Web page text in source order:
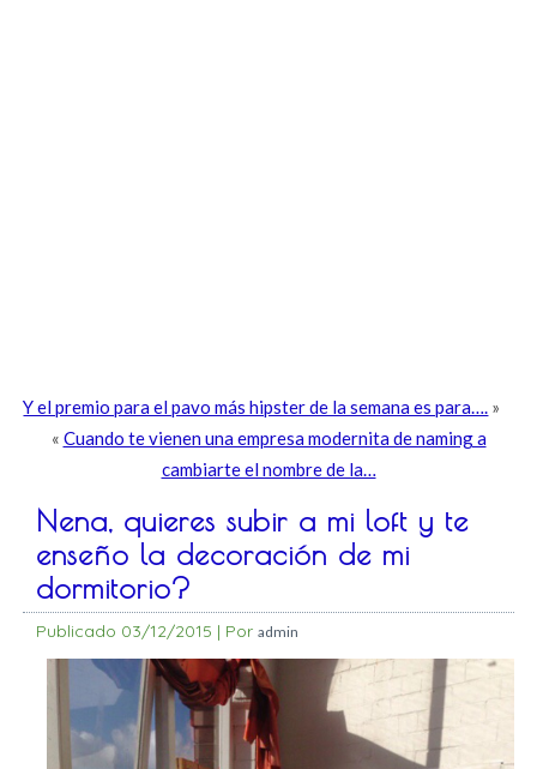
Y el premio para el pavo más hipster de la semana es para…. »
« Cuando te vienen una empresa modernita de naming a
cambiarte el nombre de la…
Nena, quieres subir a mi loft y te
enseño la decoración de mi
dormitorio?
Publicado 03/12/2015 | Por admin